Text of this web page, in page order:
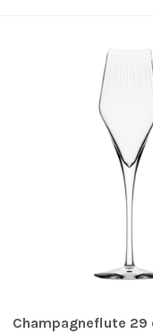
Champagneflute